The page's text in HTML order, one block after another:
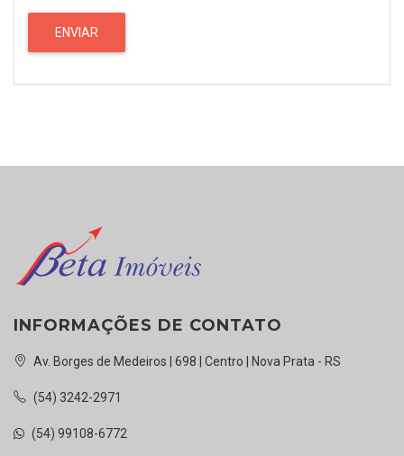
ENVIAR
INFORMAÇÕES DE CONTATO
Av. Borges de Medeiros | 698 | Centro | Nova Prata - RS
(54) 3242-2971
(54) 99108-6772